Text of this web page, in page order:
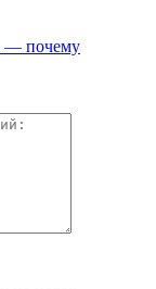
— почему